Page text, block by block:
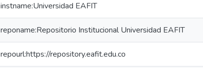
instname:Universidad EAFIT
reponame:Repositorio Institucional Universidad EAFIT
repourl:https://repository.eafit.edu.co